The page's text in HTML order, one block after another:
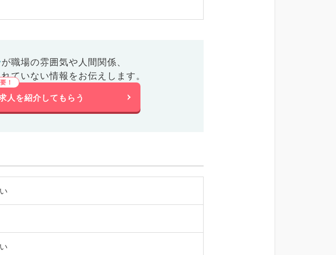
が職場の雰囲気や人間関係、
ていない情報をお伝えします。
人を紹介してもらう